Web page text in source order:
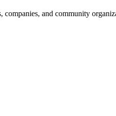
and community